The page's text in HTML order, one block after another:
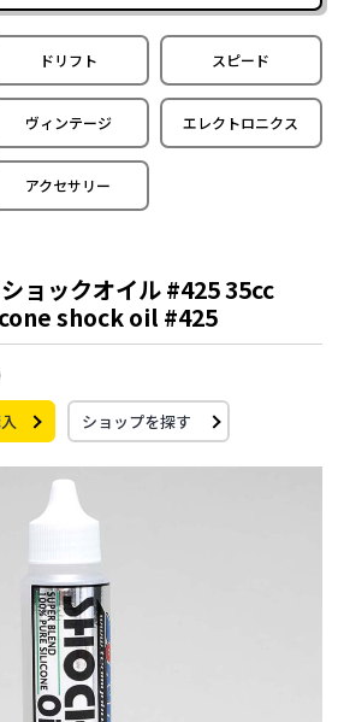
ドリフト スピード
ヴィンテージ エレクトロニクス
アクセサリー
ョックオイル #425 35cc
shock oil #425
ショップを探す